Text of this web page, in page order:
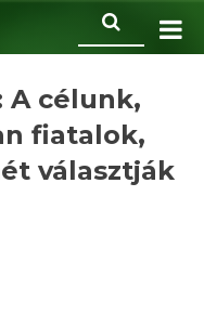
A célunk,
fiatalok,
választják